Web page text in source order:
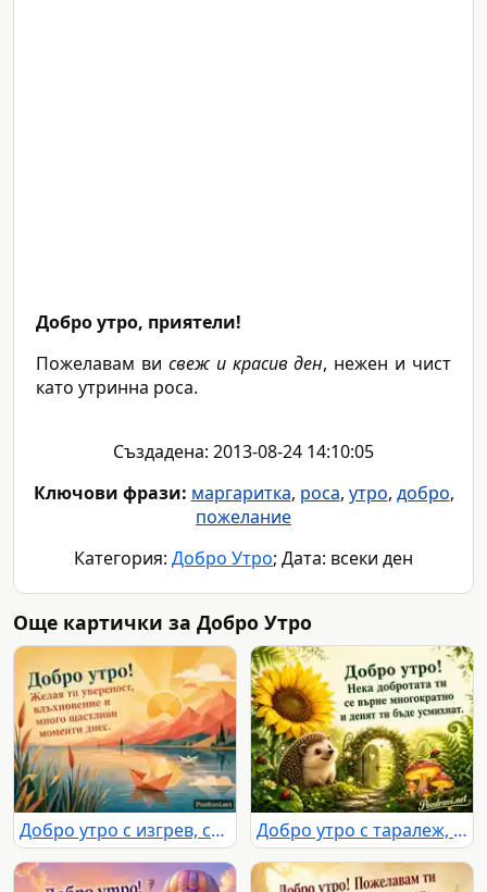
Добро утро, приятели!
Пожелавам ви свеж и красив ден, нежен и чист
като утринна роса.
Създадена: 2013-08-24 14:10:05
Ключови фрази: маргаритка, роса, утро, добро,
пожелание
Категория: Добро Утро; Дата: всеки ден
Още картички за Добро Утро
Добро утро с изгрев, спокойно езеро, планини и пожелание за щастлив ден Добро утро с таралеж, слънчоглед и приказна градина